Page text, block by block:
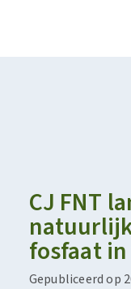
CJ FNT
fosfaat
Gepubliceerd op